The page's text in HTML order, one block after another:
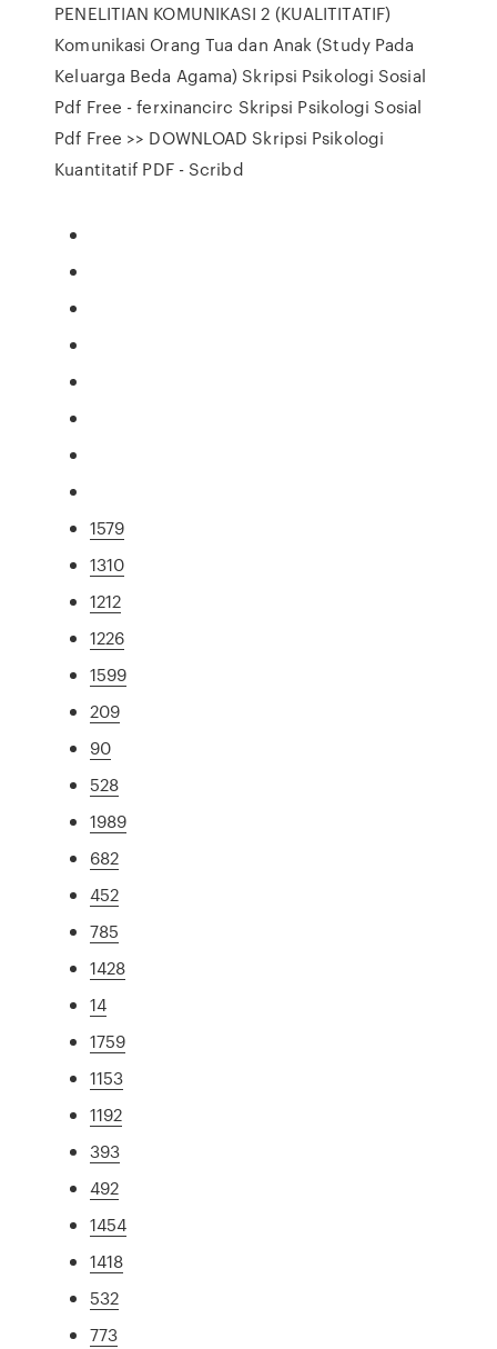
PENELITIAN KOMUNIKASI 2 (KUALITITATIF)
Komunikasi Orang Tua dan Anak (Study Pada
Keluarga Beda Agama) Skripsi Psikologi Sosial
Pdf Free - ferxinancirc Skripsi Psikologi Sosial
Pdf Free >> DOWNLOAD Skripsi Psikologi
Kuantitatif PDF - Scribd
1579
1310
1212
1226
1599
209
90
528
1989
682
452
785
1428
14
1759
1153
1192
393
492
1454
1418
532
773